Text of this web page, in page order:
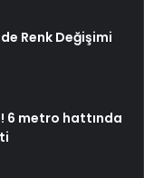
Renk Değişimi
6 metro hattında